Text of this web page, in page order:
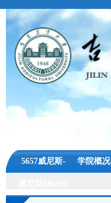
5657威尼斯- 学院概况